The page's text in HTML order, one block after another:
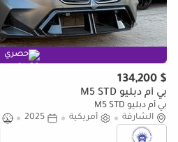
حصري
$ 134,200
بي أم دبليو M5 STD
بي أم دبليو M5 STD
الشارقة
أمريكية 2025